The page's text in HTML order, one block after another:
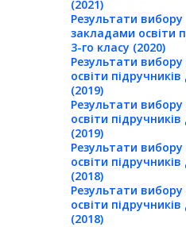
(2021)
Результати вибору
закладами освіти
3-го класу (2020)
Результати
освіти
(2019)
Результати
освіти
(2019)
Результати
освіти
(2018)
Результати
освіти
(2018)